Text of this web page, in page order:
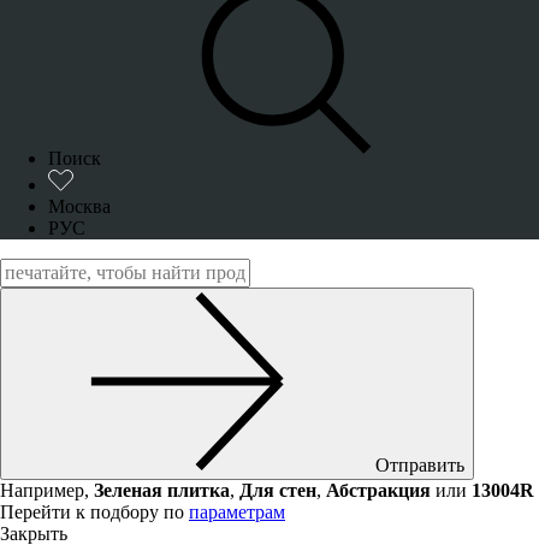
Поиск
Москва
РУС
Отправить
Например, Зеленая плитка, Для стен, Абстракция или 13004R
Перейти к подбору по параметрам
Закрыть